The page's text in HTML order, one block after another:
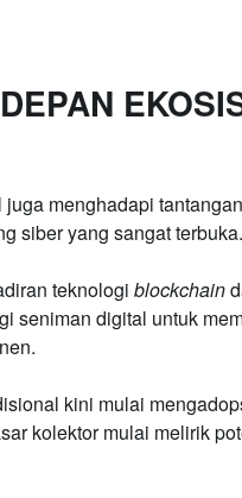
menghadapi
siber yang sangat terbuka.
teknologi blockchain
seniman digital untuk
kini mulai
kolektor mulai melirik